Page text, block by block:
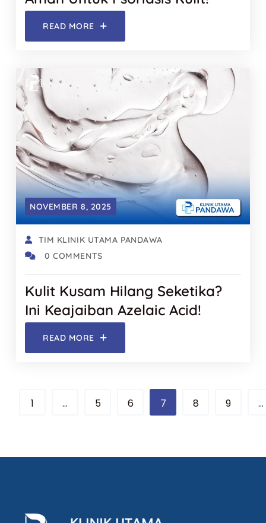
READ MORE
NOVEMBER 8, 2025
TIM KLINIK UTAMA PANDAWA
0 COMMENTS
Kulit Kusam Hilang Seketika?
Ini Keajaiban Azelaic Acid!
READ MORE
1 … 5 6 7 8 9 …